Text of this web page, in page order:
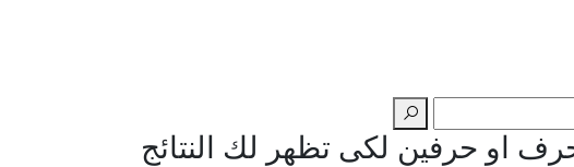
او حرفين لكى تظهر لك النتائج